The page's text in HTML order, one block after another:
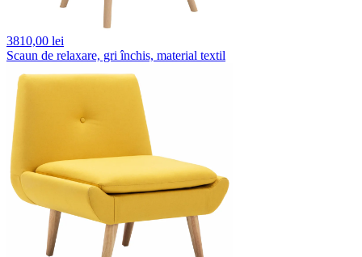
3810,00 lei
Scaun de relaxare, gri închis, material textil